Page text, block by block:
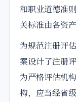
和职业道德准
关标准由各资
为规范注册评
案设计了注册
为严格评估机
构，应当经省